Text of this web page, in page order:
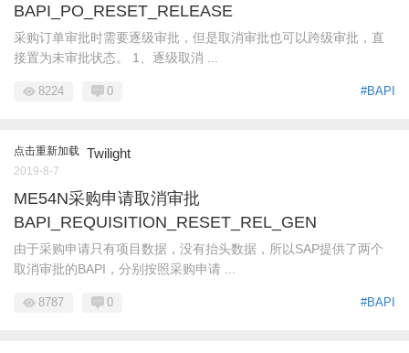
BAPI_PO_RESET_RELEASE
采购订单审批时需要逐级审批，但是取消审批也可以跨级审批，直
接置为未审批状态。 1、逐级取消 ...
#BAPI
8224 0
点击重新加载 Twilight
2019-8-7
ME54N采购申请取消审批
BAPI_REQUISITION_RESET_REL_GEN
由于采购申请只有项目数据，没有抬头数据，所以SAP提供了两个
取消审批的BAPI，分别按照采购申请 ...
#BAPI
8787 0